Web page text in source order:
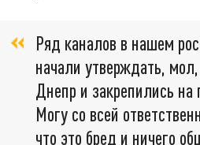
Ряд каналов в нашем
начали утверждать,
Днепр и закрепились на
Могу со всей
что это бред и ничего